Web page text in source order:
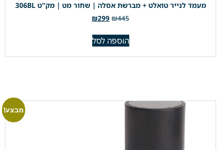
מעמד לנייר טואלט + מברשת אסלה | שחור מט | מק"ט 306BL
₪445
₪299
הוספה לסל
מבצע!